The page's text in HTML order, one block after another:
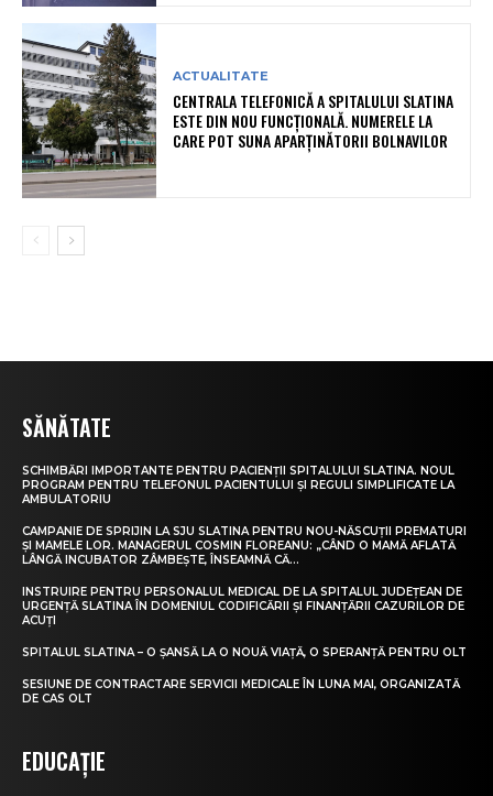
ACTUALITATE
CENTRALA TELEFONICĂ A SPITALULUI SLATINA
ESTE DIN NOU FUNCȚIONALĂ. NUMERELE LA
CARE POT SUNA APARȚINĂTORII BOLNAVILOR
SĂNĂTATE
SCHIMBĂRI IMPORTANTE PENTRU PACIENȚII SPITALULUI SLATINA. NOUL
PROGRAM PENTRU TELEFONUL PACIENTULUI ȘI REGULI SIMPLIFICATE LA
AMBULATORIU
CAMPANIE DE SPRIJIN LA SJU SLATINA PENTRU NOU-NĂSCUȚII PREMATURI
ȘI MAMELE LOR. MANAGERUL COSMIN FLOREANU: „CÂND O MAMĂ AFLATĂ
LÂNGĂ INCUBATOR ZÂMBEȘTE, ÎNSEAMNĂ CĂ...
INSTRUIRE PENTRU PERSONALUL MEDICAL DE LA SPITALUL JUDEȚEAN DE
URGENȚĂ SLATINA ÎN DOMENIUL CODIFICĂRII ȘI FINANȚĂRII CAZURILOR DE
ACUȚI
SPITALUL SLATINA – O ȘANSĂ LA O NOUĂ VIAȚĂ, O SPERANȚĂ PENTRU OLT
SESIUNE DE CONTRACTARE SERVICII MEDICALE ÎN LUNA MAI, ORGANIZATĂ
DE CAS OLT
EDUCAȚIE